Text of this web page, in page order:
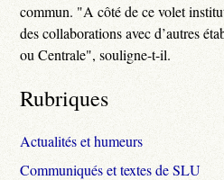
commun. "A côté de ce volet
des collaborations avec d’autres
ou Centrale", souligne-t-il.
Rubriques
Actualités et humeurs
Communiqués et textes de SLU